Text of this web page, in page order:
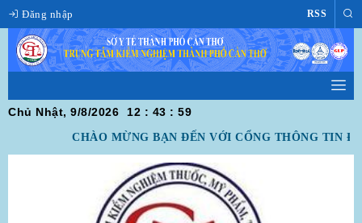
Đăng nhập RSS
Chủ Nhật, 9/8/2026 12 : 43 : 59
CHÀO MỪNG BẠN ĐẾN VỚI CỔNG THÔNG TIN